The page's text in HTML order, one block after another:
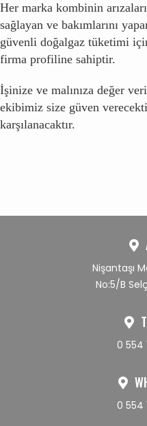
Her marka kombinin
sağlayan ve bakımlarını
güvenli doğalgaz tüketimi
firma profiline sahiptir.
İşinize ve malınıza değer
ekibimiz size güven
karşılanacaktır.
Nişantaşı
No:5/B
0 554
0 554